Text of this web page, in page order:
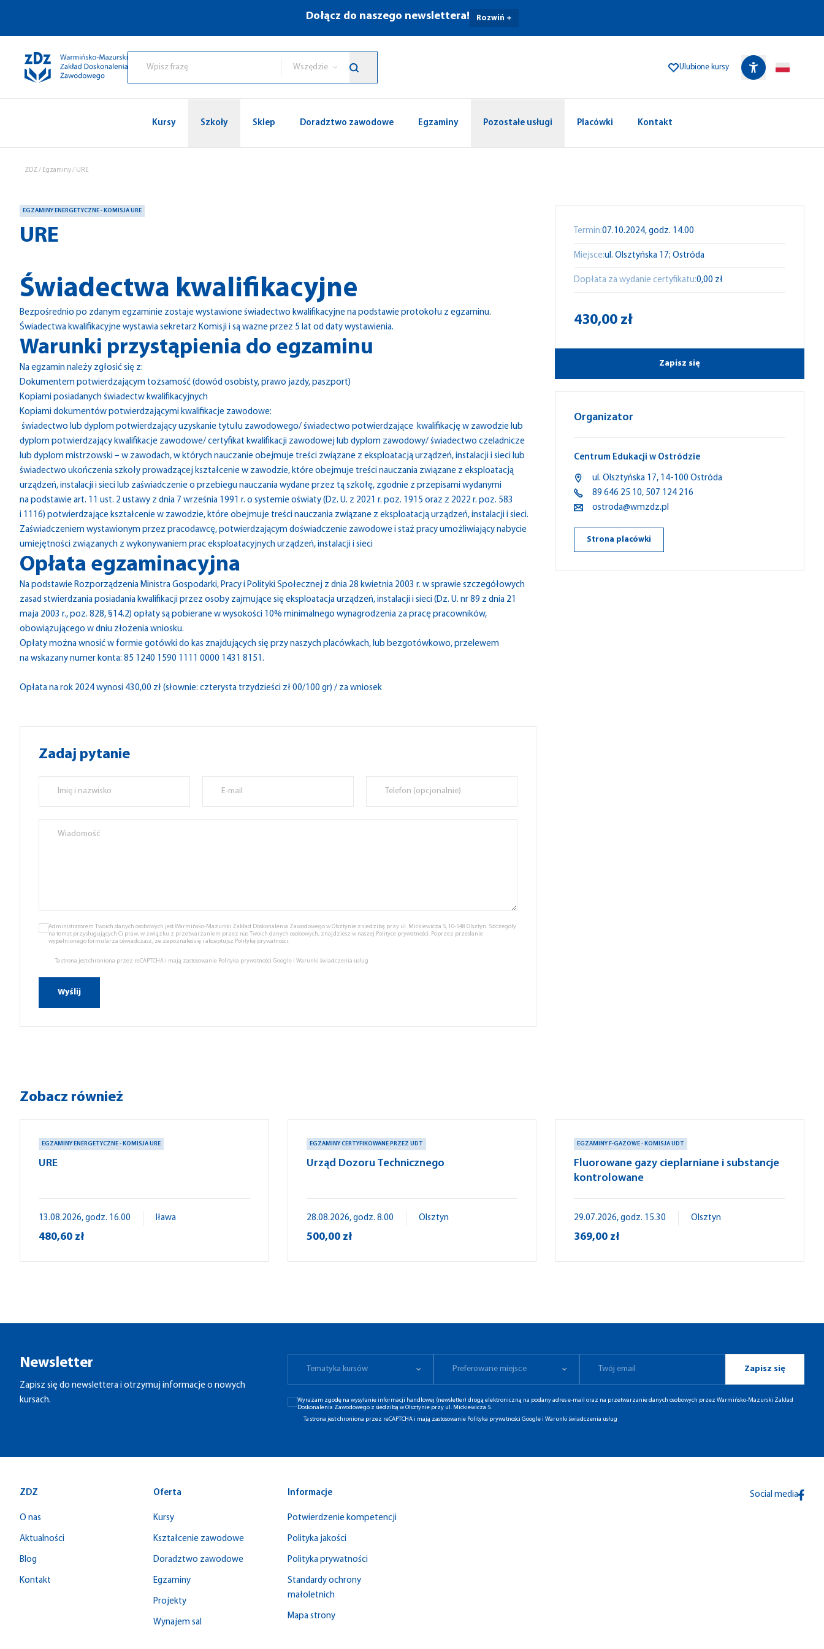
Dołącz do naszego newslettera! Rozwiń +
Wszędzie Ulubione kursy
Kursy Szkoły Sklep Doradztwo zawodowe Egzaminy Pozostałe usługi Placówki Kontakt
ZDZ/ Egzaminy/ URE
EGZAMINY ENERGETYCZNE - KOMISJA URE
URE
Świadectwa kwalifikacyjne
Bezpośrednio po zdanym egzaminie zostaje wystawione świadectwo kwalifikacyjne na podstawie protokołu z egzaminu.
Świadectwa kwalifikacyjne wystawia sekretarz Komisji i są ważne przez 5 lat od daty wystawienia.
Warunki przystąpienia do egzaminu
Na egzamin należy zgłosić się z:
Dokumentem potwierdzającym tożsamość (dowód osobisty, prawo jazdy, paszport)
Kopiami posiadanych świadectw kwalifikacyjnych
Kopiami dokumentów potwierdzającymi kwalifikacje zawodowe:
świadectwo lub dyplom potwierdzający uzyskanie tytułu zawodowego/ świadectwo potwierdzające kwalifikację w zawodzie lub
dyplom potwierdzający kwalifikacje zawodowe/ certyfikat kwalifikacji zawodowej lub dyplom zawodowy/ świadectwo czeladnicze
lub dyplom mistrzowski – w zawodach, w których nauczanie obejmuje treści związane z eksploatacją urządzeń, instalacji i sieci lub
świadectwo ukończenia szkoły prowadzącej kształcenie w zawodzie, które obejmuje treści nauczania związane z eksploatacją
urządzeń, instalacji i sieci lub zaświadczenie o przebiegu nauczania wydane przez tą szkołę, zgodnie z przepisami wydanymi
na podstawie art. 11 ust. 2 ustawy z dnia 7 września 1991 r. o systemie oświaty (Dz. U. z 2021 r. poz. 1915 oraz z 2022 r. poz. 583
i 1116) potwierdzające kształcenie w zawodzie, które obejmuje treści nauczania związane z eksploatacją urządzeń, instalacji i sieci.
Zaświadczeniem wystawionym przez pracodawcę, potwierdzającym doświadczenie zawodowe i staż pracy umożliwiający nabycie
umiejętności związanych z wykonywaniem prac eksploatacyjnych urządzeń, instalacji i sieci
Opłata egzaminacyjna
Na podstawie Rozporządzenia Ministra Gospodarki, Pracy i Polityki Społecznej z dnia 28 kwietnia 2003 r. w sprawie szczegółowych
zasad stwierdzania posiadania kwalifikacji przez osoby zajmujące się eksploatacja urządzeń, instalacji i sieci (Dz. U. nr 89 z dnia 21
maja 2003 r., poz. 828, §14.2) opłaty są pobierane w wysokości 10% minimalnego wynagrodzenia za pracę pracowników,
obowiązującego w dniu złożenia wniosku.
Opłaty można wnosić w formie gotówki do kas znajdujących się przy naszych placówkach, lub bezgotówkowo, przelewem
na wskazany numer konta: 85 1240 1590 1111 0000 1431 8151.
Opłata na rok 2024 wynosi 430,00 zł (słownie: czterysta trzydzieści zł 00/100 gr) / za wniosek
Zadaj pytanie
Administratorem Twoich danych osobowych jest Warmińsko-Mazurski Zakład Doskonalenia Zawodowego w Olsztynie z siedzibą przy ul. Mickiewicza 5, 10-548 Olsztyn. Szczegóły
na temat przysługujących Ci praw, w związku z przetwarzaniem przez nas Twoich danych osobowych, znajdziesz w naszej Polityce prywatności. Poprzez przesłanie
wypełnionego formularza oświadczasz, że zapoznałeś się i akceptujsz Politykę prywatności.
Ta strona jest chroniona przez reCAPTCHA i mają zastosowanie Polityka prywatności Google i Warunki świadczenia usług
Termin:07.10.2024, godz. 14.00
Miejsce:ul. Olsztyńska 17; Ostróda
Dopłata za wydanie certyfikatu:0,00 zł
430,00 zł
Zapisz się
Organizator
Centrum Edukacji w Ostródzie
ul.Olsztyńska 17, 14-100 Ostróda
89 646 25 10, 507 124 216
ostroda@wmzdz.pl
Strona placówki
Zobacz również
EGZAMINY ENERGETYCZNE - KOMISJA URE
URE
13.08.2026, godz. 16.00 Iława
480,60 zł
EGZAMINY CERTYFIKOWANE PRZEZ UDT
Urząd Dozoru Technicznego
28.08.2026, godz. 8.00 Olsztyn
500,00 zł
EGZAMINY F-GAZOWE - KOMISJA UDT
Fluorowane gazy cieplarniane i substancje
kontrolowane
29.07.2026, godz. 15.30 Olsztyn
369,00 zł
Newsletter
Zapisz się do newslettera i otrzymuj informacje o nowych
kursach.
Tematyka kursów
Preferowane miejsce
Zapisz się
Wyrażam zgodę na wysyłanie informacji handlowej (newsletter) drogą elektroniczną na podany adres e-mail oraz na przetwarzanie danych osobowych przez Warmińsko-Mazurski Zakład
Doskonalenia Zawodowego z siedzibą w Olsztynie przy ul. Mickiewicza 5.
Ta strona jest chroniona przez reCAPTCHA i mają zastosowanie Polityka prywatności Googlei Warunki świadczenia usług
ZDZ
O nas
Aktualności
Blog
Kontakt
Oferta
Kursy
Kształcenie zawodowe
Doradztwo zawodowe
Egzaminy
Projekty
Wynajem sal
Informacje
Potwierdzenie kompetencji
Polityka jakości
Polityka prywatności
Standardy ochrony
małoletnich
Mapa strony
Social media